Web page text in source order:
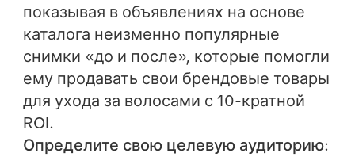
показывая в объявлениях на основе
каталога неизменно популярные
снимки «до и после», которые помогли
ему продавать свои брендовые товары
для ухода за волосами с 10-кратной
ROI.
Определите свою целевую аудиторию: